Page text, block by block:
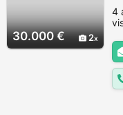
30.000 € 2
4